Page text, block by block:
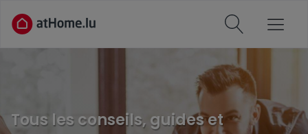
Tous les conseils, guides et